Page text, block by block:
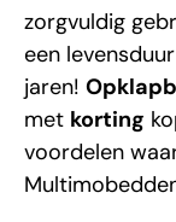
monteren
zorgvuldig
een
jaren!
metkorting
voordelen